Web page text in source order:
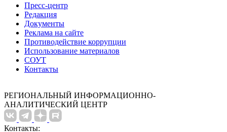
Пресс-центр
Редакция
Документы
Реклама на сайте
Противодействие коррупции
Использование материалов
СОУТ
Контакты
РЕГИОНАЛЬНЫЙ ИНФОРМАЦИОННО-
АНАЛИТИЧЕСКИЙ ЦЕНТР
Контакты: